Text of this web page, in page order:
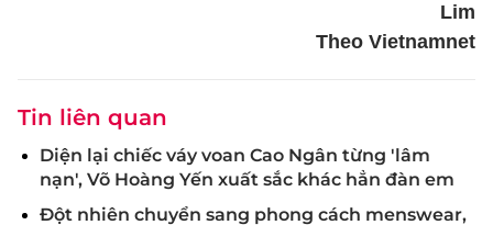
Lim
Theo Vietnamnet
Tin liên quan
Diện lại chiếc váy voan Cao Ngân từng 'lâm
nạn', Võ Hoàng Yến xuất sắc khác hẳn đàn em
Đột nhiên chuyển sang phong cách menswear,